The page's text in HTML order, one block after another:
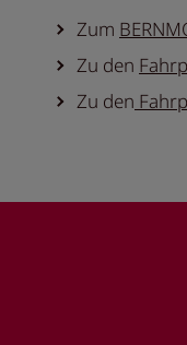
Zum
Zu den
Zu den